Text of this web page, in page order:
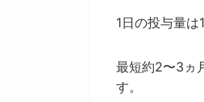
1日の投与量
最短約2〜3ヵ
す。